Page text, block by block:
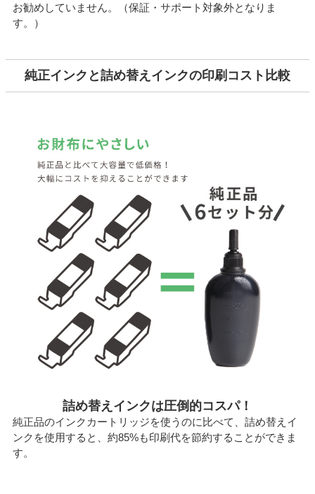
お勧めしていません。（保証・サポート対象外となりま
す。）
純正インクと詰め替えインクの印刷コスト比較
詰め替えインクは圧倒的コスパ！
純正品のインクカートリッジを使うのに比べて、詰め替えイ
ンクを使用すると、約85%も印刷代を節約することができま
す。